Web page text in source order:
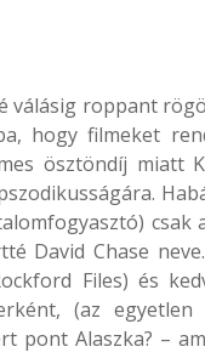
válásig roppant
hogy filmeket
ösztöndíj miatt
csak
David Chase
Files) és
(az
pont Alaszka? –